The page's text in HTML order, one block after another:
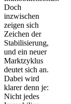
Doch
inzwischen
zeigen sich
Zeichen der
Stabilisierung,
und ein neuer
Marktzyklus
deutet sich an.
Dabei wird
klarer denn je:
Nicht jedes